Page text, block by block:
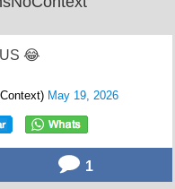
😂
May 19, 2026
1